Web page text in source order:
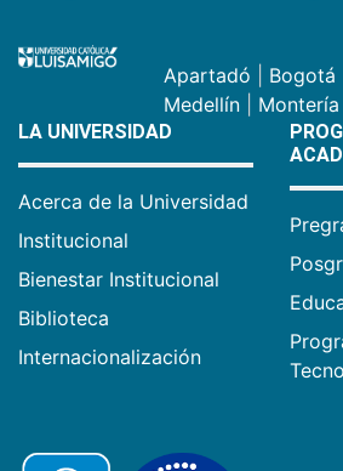
Apartadó Bogotá
Medellín
Montería
LA UNIVERSIDAD
Acerca de la Universidad
Institucional
Bienestar Institucional
Biblioteca
Internacionalización